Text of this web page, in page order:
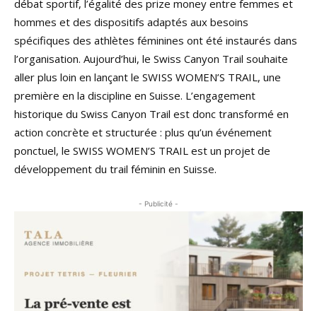
débat sportif, l’égalité des prize money entre femmes et
hommes et des dispositifs adaptés aux besoins
spécifiques des athlètes féminines ont été instaurés dans
l’organisation. Aujourd’hui, le Swiss Canyon Trail souhaite
aller plus loin en lançant le SWISS WOMEN’S TRAIL, une
première en la discipline en Suisse. L’engagement
historique du Swiss Canyon Trail est donc transformé en
action concrète et structurée : plus qu’un événement
ponctuel, le SWISS WOMEN’S TRAIL est un projet de
développement du trail féminin en Suisse.
- Publicité -